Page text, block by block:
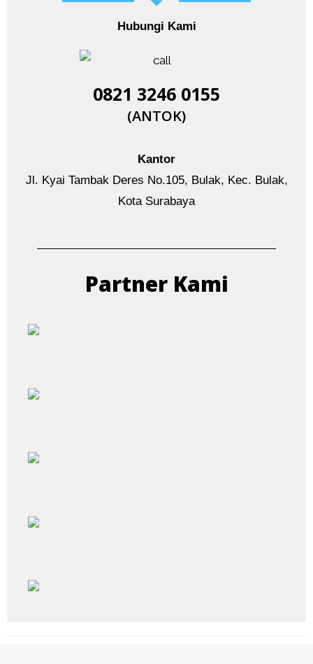
Hubungi Kami
0821 3246 0155​
(ANTOK)
Kantor
Jl. Kyai Tambak Deres No.105, Bulak, Kec. Bulak,
Kota Surabaya
Partner Kami